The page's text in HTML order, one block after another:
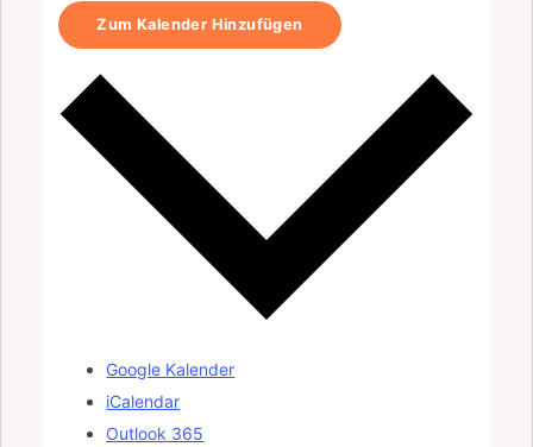
Zum Kalender Hinzufügen
Google Kalender
iCalendar
Outlook 365